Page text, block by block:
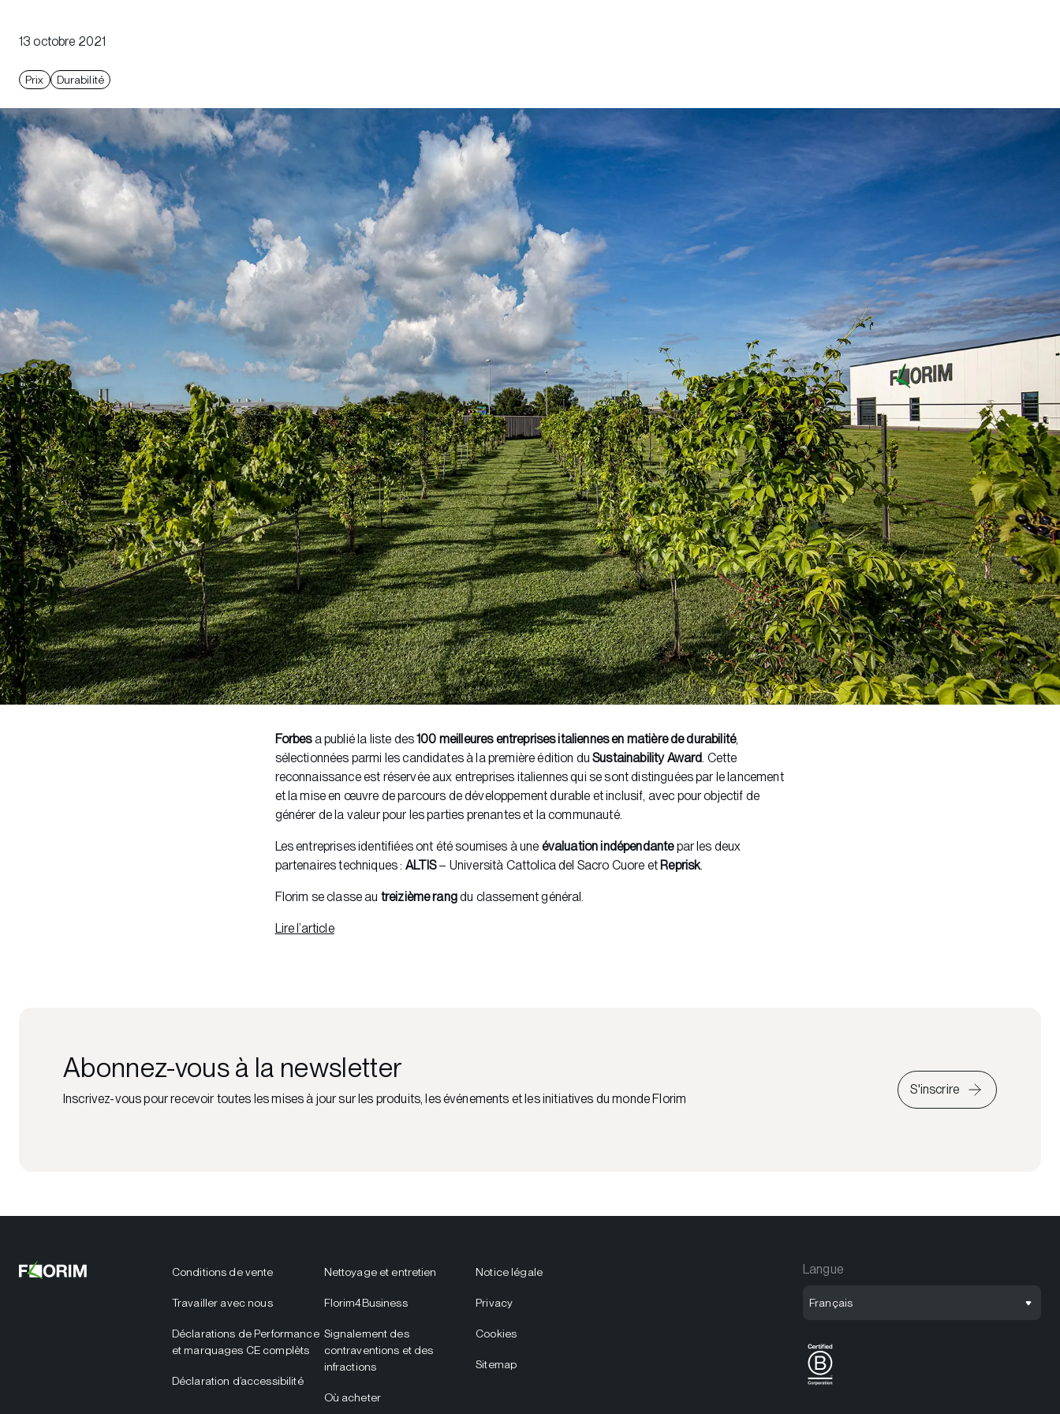
13 octobre 2021
Prix Durabilité
Forbesa publié la liste des100 meilleures entreprises italiennes en matière de durabilité,
sélectionnées parmi les candidates à la première édition duSustainability Award. Cette
reconnaissance est réservée aux entreprises italiennes qui se sont distinguées par le lancement
et la mise en œuvre de parcours de développement durable et inclusif, avec pour objectif de
générer de la valeur pour les parties prenantes et la communauté.
Les entreprises identifiées ont été soumises à une évaluation indépendantepar les deux
partenaires techniques : ALTIS– Università Cattolica del Sacro Cuore et Reprisk.
Florim se classe au treizième rangdu classement général.
Lire l’article
Abonnez-vous à la newsletter
Inscrivez-vous pour recevoir toutes les mises à jour sur les produits, les événements et les initiatives du monde Florim
S'inscrire
Conditions de vente
Travailler avec nous
Déclarations de Performance
et marquages CE complèts
Déclaration d’accessibilité
Nettoyage et entretien
Florim4Business
Signalement des
contraventions et des
infractions
Où acheter
Notice légale
Privacy
Cookies
Sitemap
Langue
Français